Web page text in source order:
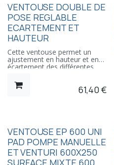
VENTOUSE DOUBLE DE
POSE REGLABLE
ECARTEMENT ET
HAUTEUR
Cette ventouse permet un
ajustement en hauteur et en
écartement des différentes
les joints.
Les butées réglables
permettent un alignement
61,40€
VENTOUSE EP 600 UNI
PAD POMPE MANUELLE
ET VENTURI 600X250
SURFACE MIXTE 600